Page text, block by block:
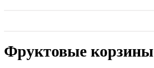
Фруктовые корзины